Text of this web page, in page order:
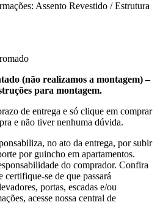
Assento Revestido / Estrutura
(não realizamos a montagem) –
para montagem.
de entrega e só clique em comprar
e não tiver nenhuma dúvida.
no ato da entrega, por subir
por guincho em apartamentos.
do comprador. Confira
certifique-se de que passará
portas, escadas e/ou
acesse nossa central de